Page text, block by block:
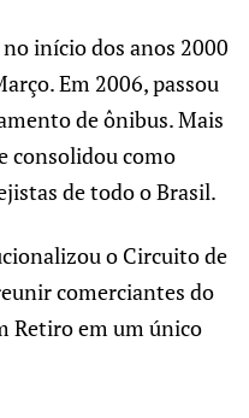
início dos anos 2000
Em 2006, passou
de ônibus. Mais
consolidou como
de todo o Brasil.
o Circuito de
comerciantes do
Retiro em um único